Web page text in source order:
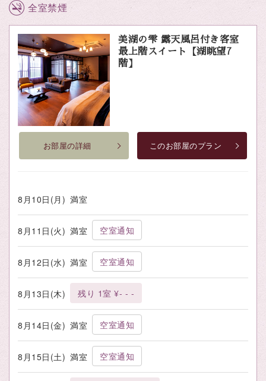
全室禁煙
美湖の雫 露天風呂付き客室
最上階スイート【湖眺望7
階】
お部屋の詳細 このお部屋のプラン
8月10日(月) 満室
8月11日(火) 満室 空室通知
8月12日(水) 満室 空室通知
8月13日(木) 残り 1室 ¥- - -
8月14日(金) 満室 空室通知
8月15日(土) 満室 空室通知